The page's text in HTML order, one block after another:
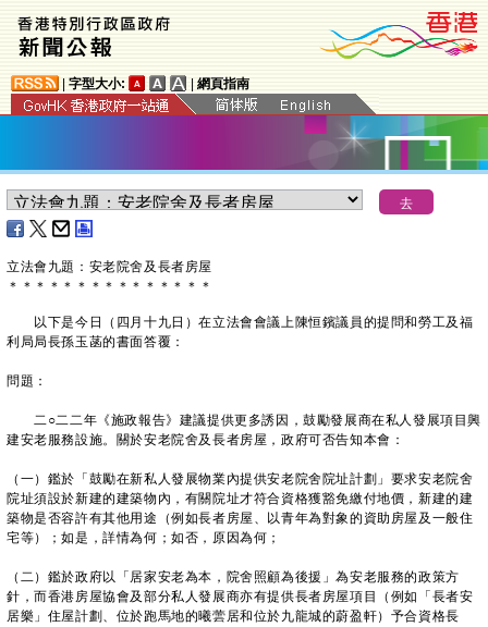
字型大小: 網頁指南
立法會九題：安老院舍及長者房屋
＊ ＊ ＊ ＊ ＊ ＊ ＊ ＊ ＊ ＊ ＊ ＊ ＊ ＊ ＊
以下是今日（四月十九日）在立法會會議上陳恒鑌議員的提問和勞工及福
利局局長孫玉菡的書面答覆：
問題：
二○二二年《施政報告》建議提供更多誘因，鼓勵發展商在私人發展項目興
建安老服務設施。關於安老院舍及長者房屋，政府可否告知本會：
（一）鑑於「鼓勵在新私人發展物業內提供安老院舍院址計劃」要求安老院舍
院址須設於新建的建築物內，有關院址才符合資格獲豁免繳付地價，新建的建
築物是否容許有其他用途（例如長者房屋、以青年為對象的資助房屋及一般住
宅等）；如是，詳情為何；如否，原因為何；
（二）鑑於政府以「居家安老為本，院舍照顧為後援」為安老服務的政策方
針，而香港房屋協會及部分私人發展商亦有提供長者房屋項目（例如「長者安
居樂」住屋計劃、位於跑馬地的曦蕓居和位於九龍城的蔚盈軒）予合資格長